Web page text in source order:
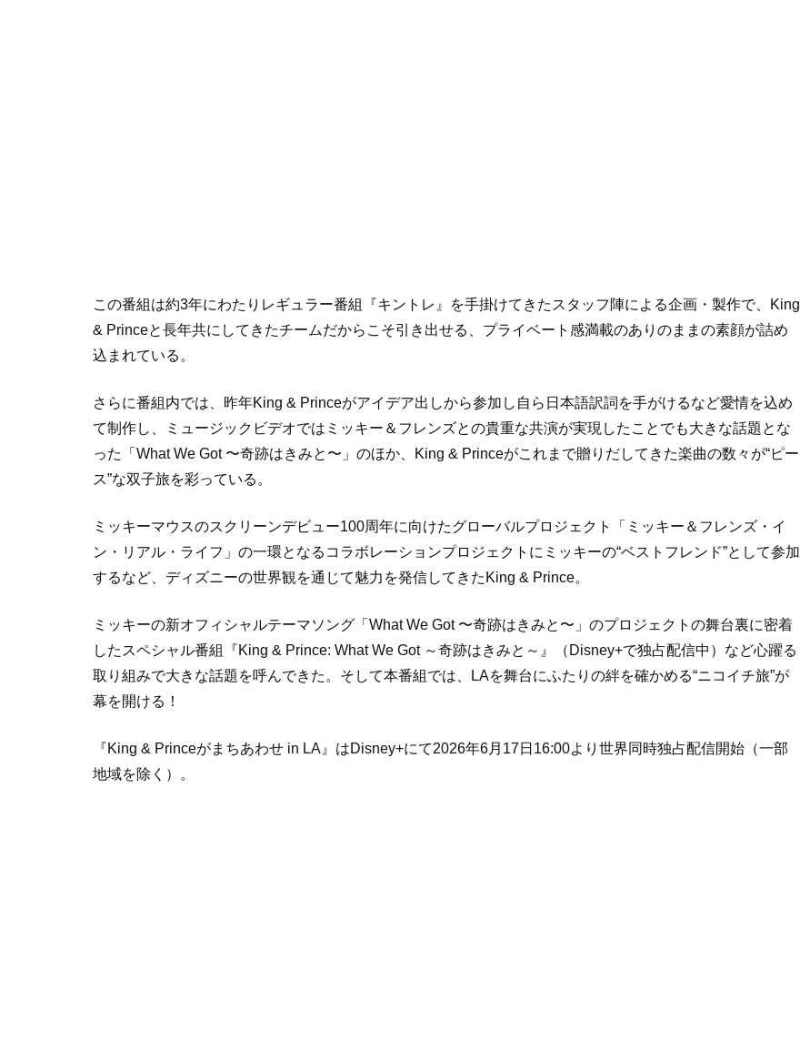
この番組は約3年にわたりレギュラー番組『キントレ』を手掛けてきたスタッフ陣による企画・製作で、King
& Princeと長年共にしてきたチームだからこそ引き出せる、プライベート感満載のありのままの素顔が詰め
込まれている。
さらに番組内では、昨年King & Princeがアイデア出しから参加し自ら日本語訳詞を手がけるなど愛情を込め
て制作し、ミュージックビデオではミッキー＆フレンズとの貴重な共演が実現したことでも大きな話題とな
った「What We Got 〜奇跡はきみと〜」のほか、King & Princeがこれまで贈りだしてきた楽曲の数々が“ピー
ス”な双子旅を彩っている。
ミッキーマウスのスクリーンデビュー100周年に向けたグローバルプロジェクト「ミッキー＆フレンズ・イ
ン・リアル・ライフ」の一環となるコラボレーションプロジェクトにミッキーの“ベストフレンド”として参加
するなど、ディズニーの世界観を通じて魅力を発信してきたKing & Prince。
ミッキーの新オフィシャルテーマソング「What We Got 〜奇跡はきみと〜」のプロジェクトの舞台裏に密着
したスペシャル番組『King & Prince: What We Got ～奇跡はきみと～』（Disney+で独占配信中）など心躍る
取り組みで大きな話題を呼んできた。そして本番組では、LAを舞台にふたりの絆を確かめる“ニコイチ旅”が
幕を開ける！
『King & Princeがまちあわせ in LA』はDisney+にて2026年6月17日16:00より世界同時独占配信開始（一部
地域を除く）。